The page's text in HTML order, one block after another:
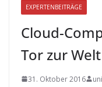
EXPERTENBEITRÄGE
Cloud-
Tor zur Welt
31. Oktober 2016